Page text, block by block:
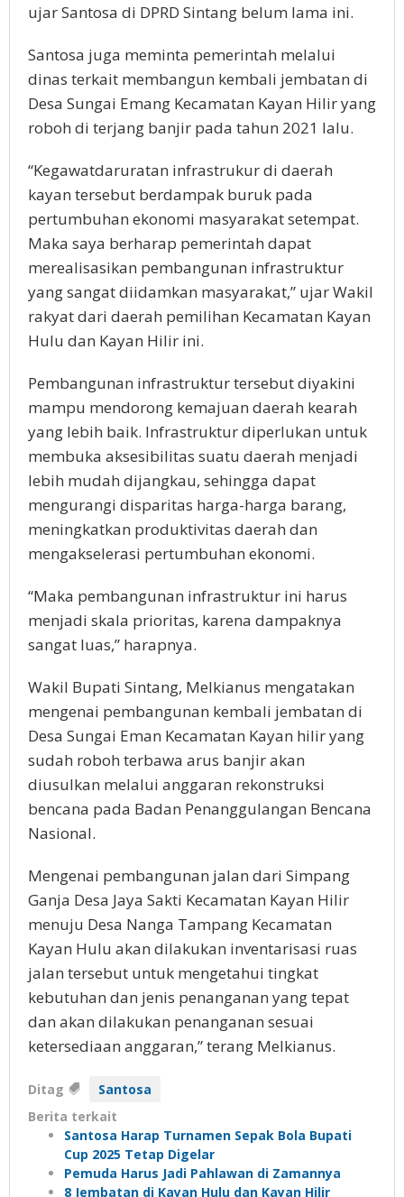
ujar Santosa di DPRD Sintang belum lama ini.
Santosa juga meminta pemerintah melalui
dinas terkait membangun kembali jembatan di
Desa Sungai Emang Kecamatan Kayan Hilir yang
roboh di terjang banjir pada tahun 2021 lalu.
“Kegawatdaruratan infrastrukur di daerah
kayan tersebut berdampak buruk pada
pertumbuhan ekonomi masyarakat setempat.
Maka saya berharap pemerintah dapat
merealisasikan pembangunan infrastruktur
yang sangat diidamkan masyarakat,” ujar Wakil
rakyat dari daerah pemilihan Kecamatan Kayan
Hulu dan Kayan Hilir ini.
Pembangunan infrastruktur tersebut diyakini
mampu mendorong kemajuan daerah kearah
yang lebih baik. Infrastruktur diperlukan untuk
membuka aksesibilitas suatu daerah menjadi
lebih mudah dijangkau, sehingga dapat
mengurangi disparitas harga-harga barang,
meningkatkan produktivitas daerah dan
mengakselerasi pertumbuhan ekonomi.
“Maka pembangunan infrastruktur ini harus
menjadi skala prioritas, karena dampaknya
sangat luas,” harapnya.
Wakil Bupati Sintang, Melkianus mengatakan
mengenai pembangunan kembali jembatan di
Desa Sungai Eman Kecamatan Kayan hilir yang
sudah roboh terbawa arus banjir akan
diusulkan melalui anggaran rekonstruksi
bencana pada Badan Penanggulangan Bencana
Nasional.
Mengenai pembangunan jalan dari Simpang
Ganja Desa Jaya Sakti Kecamatan Kayan Hilir
menuju Desa Nanga Tampang Kecamatan
Kayan Hulu akan dilakukan inventarisasi ruas
jalan tersebut untuk mengetahui tingkat
kebutuhan dan jenis penanganan yang tepat
dan akan dilakukan penanganan sesuai
ketersediaan anggaran,” terang Melkianus.
Ditag
Santosa
Berita terkait
Santosa Harap Turnamen Sepak Bola Bupati
Cup 2025 Tetap Digelar
Pemuda Harus Jadi Pahlawan di Zamannya
8 Jembatan di Kayan Hulu dan Kayan Hilir